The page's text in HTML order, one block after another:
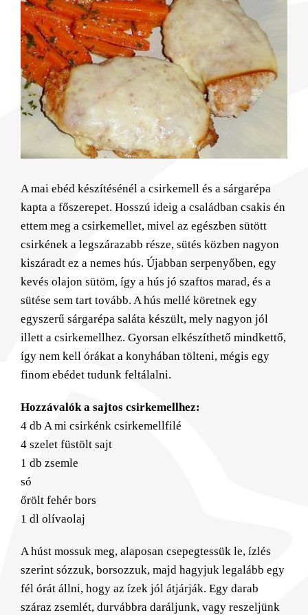
Larger
Image
A mai ebéd készítésénél a csirkemell és a sárgarépa
kapta a főszerepet. Hosszú ideig a családban csakis én
ettem meg a csirkemellet, mivel az egészben sütött
csirkének a legszárazabb része, sütés közben nagyon
kiszáradt ez a nemes hús. Újabban serpenyőben, egy
kevés olajon sütöm, így a hús jó szaftos marad, és a
sütése sem tart tovább. A hús mellé köretnek egy
egyszerű sárgarépa saláta készült, mely nagyon jól
illett a csirkemellhez. Gyorsan elkészíthető mindkettő,
így nem kell órákat a konyhában tölteni, mégis egy
finom ebédet tudunk feltálalni.
Hozzávalók a sajtos csirkemellhez:
4 db A mi csirkénk csirkemellfilé
4 szelet füstölt sajt
1 db zsemle
só
őrölt fehér bors
1 dl olívaolaj
A húst mossuk meg, alaposan csepegtessük le, ízlés
szerint sózzuk, borsozzuk, majd hagyjuk legalább egy
fél órát állni, hogy az ízek jól átjárják. Egy darab
száraz zsemlét, durvábbra daráljunk, vagy reszeljünk